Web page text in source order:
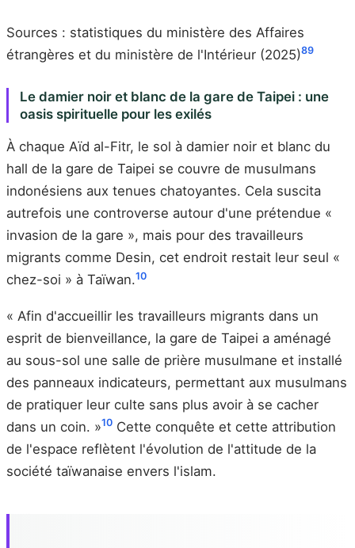
Sources : statistiques du ministère des Affaires
étrangères et du ministère de l'Intérieur (2025)89
Le damier noir et blanc de la gare de Taipei : une
oasis spirituelle pour les exilés
À chaque Aïd al-Fitr, le sol à damier noir et blanc du
hall de la gare de Taipei se couvre de musulmans
indonésiens aux tenues chatoyantes. Cela suscita
autrefois une controverse autour d'une prétendue «
invasion de la gare », mais pour des travailleurs
migrants comme Desin, cet endroit restait leur seul «
chez-soi » à Taïwan.10
« Afin d'accueillir les travailleurs migrants dans un
esprit de bienveillance, la gare de Taipei a aménagé
au sous-sol une salle de prière musulmane et installé
des panneaux indicateurs, permettant aux musulmans
de pratiquer leur culte sans plus avoir à se cacher
dans un coin. »10 Cette conquête et cette attribution
de l'espace reflètent l'évolution de l'attitude de la
société taïwanaise envers l'islam.